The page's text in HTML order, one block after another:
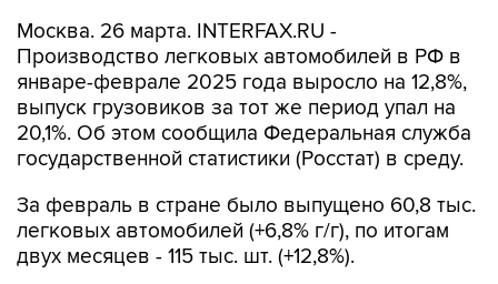
Москва. 26 марта. INTERFAX.RU -
Производство легковых автомобилей в РФ в
январе-феврале 2025 года выросло на 12,8%,
выпуск грузовиков за тот же период упал на
20,1%. Об этом сообщила Федеральная служба
государственной статистики (Росстат) в среду.
За февраль в стране было выпущено 60,8 тыс.
легковых автомобилей (+6,8% г/г), по итогам
двух месяцев - 115 тыс. шт. (+12,8%).